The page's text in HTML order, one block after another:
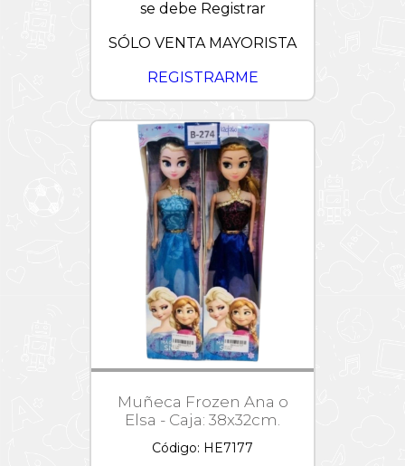
se debe Registrar
SÓLO VENTA MAYORISTA
REGISTRARME
Muñeca Frozen Ana o
Elsa - Caja: 38x32cm.
Código: HE7177